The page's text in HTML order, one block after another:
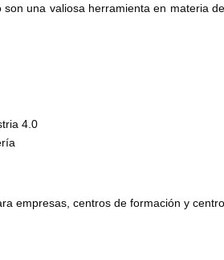
una valiosa herramienta en materia
4.0
empresas, centros de formación y